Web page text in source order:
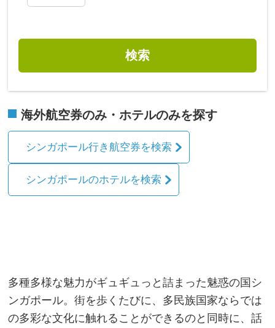
検索
海外航空券のみ・ホテルのみを探す
シンガポール行き航空券を検索
シンガポールのホテルを検索
多種多様な魅力がギュギュっと詰まった魅惑の国シ
ンガポール。街を歩くたびに、多民族国家ならでは
の多彩な文化に触れることができるのと同時に、話